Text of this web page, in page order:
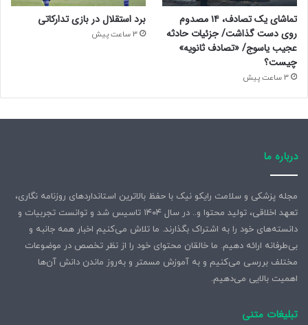
تماشای یک تصادف، ۱۴ مصدوم
روی دست گذاشت/ جزئیات حادثه
عجیب یاسوج/ «تصادف ثانویه»
چیست؟
3 ساعت پیش
برد استقلال در بازی تدارکاتی
3 ساعت پیش
درباره ما
مجله پزشکی و سلامت رایکو نیک با حفظ بالاترین استانداردهای روزنامه نگاری،
تعهد اخلاقی، تولید محتوا و.. در سال ۱۴۰۴ تاسیس شد و توانست تجربیات و
دانسته‌های خود را به اشتراک بگذارند. ما تلاش می‌کنیم اخبار همه جانبه و
بی‌طرفانه ارائه دهیم. ما خالقان محتوای خود را از نظر تخصص در موضوعات
مختلف بررسی می‌کنیم و به آموزش مسمتر و به‌روز ماندن دانش آن‌ها
اهمیت بالایی می‌دهیم.
تبلیغات متنی